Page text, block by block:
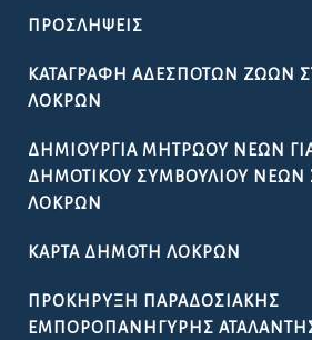
ΠΡΟΣΛΉΨΕΙΣ
ΚΑΤΑΓΡΑΦΉ ΑΔΈΣΠΟΤΩΝ ΖΏΩΝ
ΛΟΚΡΏΝ
ΔΗΜΙΟΥΡΓΊΑ ΜΗΤΡΏΟΥ ΝΈΩΝ
ΔΗΜΟΤΙΚΟΎ ΣΥΜΒΟΥΛΊΟΥ
ΛΟΚΡΏΝ
ΚΆΡΤΑ ΔΗΜΌΤΗ ΛΟΚΡΏΝ
ΠΡΟΚΉΡΥΞΗ ΠΑΡΑΔΟΣΙΑΚΉΣ
ΕΜΠΟΡΟΠΑΝΉΓΥΡΗΣ